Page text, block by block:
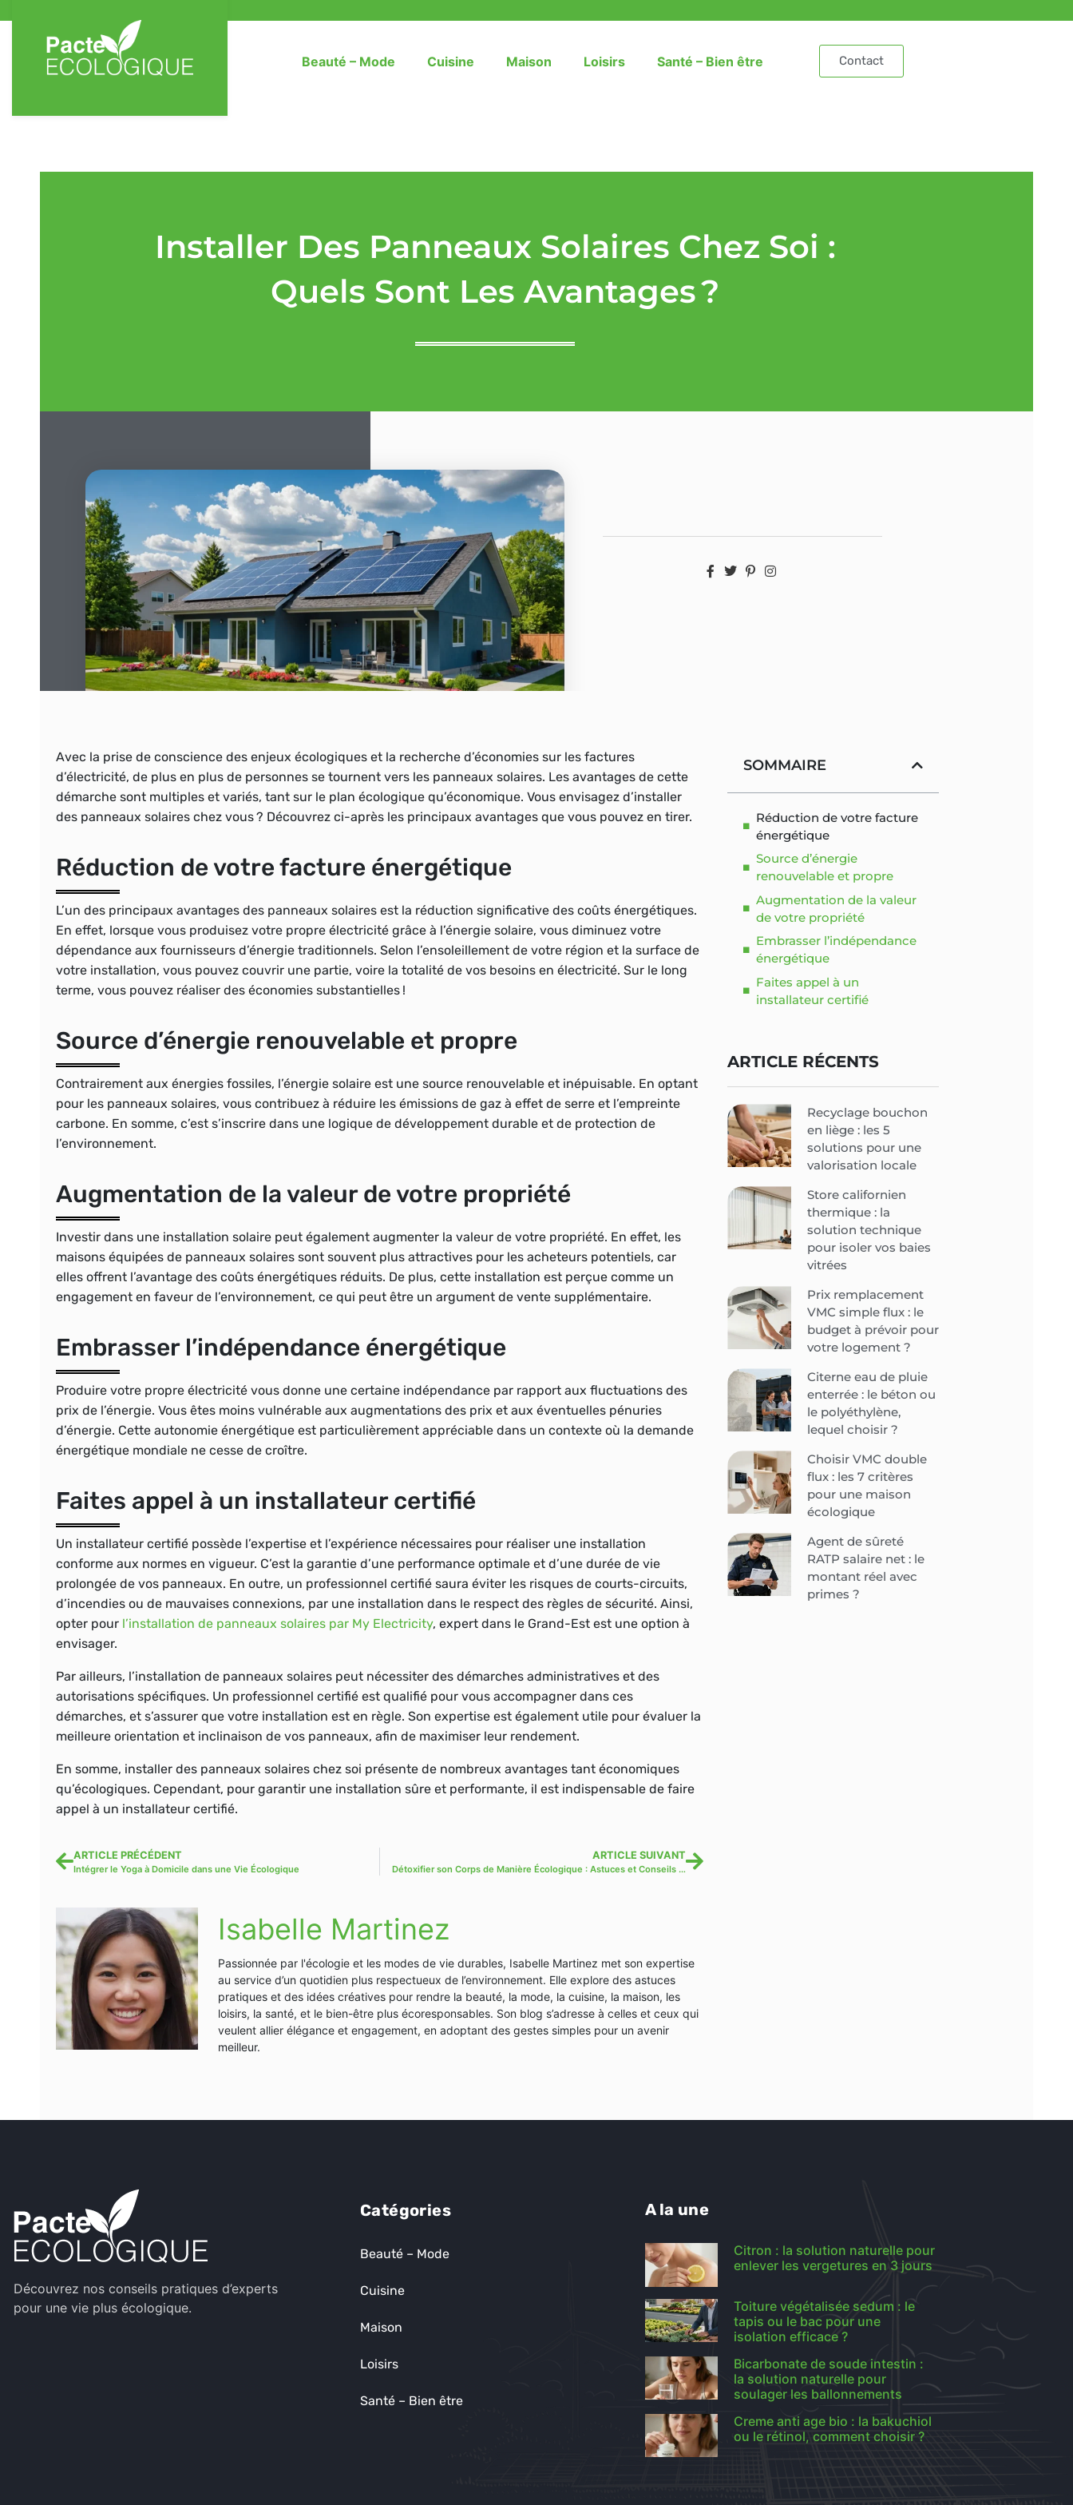
Beauté – Mode Cuisine Maison Loisirs Santé – Bien être Contact
Installer Des Panneaux Solaires Chez Soi :
Quels Sont Les Avantages ?
Avec la prise de conscience des enjeux écologiques et la recherche d’économies sur les factures
d’électricité, de plus en plus de personnes se tournent vers les panneaux solaires. Les avantages de cette
démarche sont multiples et variés, tant sur le plan écologique qu’économique. Vous envisagez d’installer
des panneaux solaires chez vous ? Découvrez ci-après les principaux avantages que vous pouvez en tirer.
Réduction de votre facture énergétique
L’un des principaux avantages des panneaux solaires est la réduction significative des coûts énergétiques.
En effet, lorsque vous produisez votre propre électricité grâce à l’énergie solaire, vous diminuez votre
dépendance aux fournisseurs d’énergie traditionnels. Selon l’ensoleillement de votre région et la surface de
votre installation, vous pouvez couvrir une partie, voire la totalité de vos besoins en électricité. Sur le long
terme, vous pouvez réaliser des économies substantielles !
Source d’énergie renouvelable et propre
Contrairement aux énergies fossiles, l’énergie solaire est une source renouvelable et inépuisable. En optant
pour les panneaux solaires, vous contribuez à réduire les émissions de gaz à effet de serre et l’empreinte
carbone. En somme, c’est s’inscrire dans une logique de développement durable et de protection de
l’environnement.
Augmentation de la valeur de votre propriété
Investir dans une installation solaire peut également augmenter la valeur de votre propriété. En effet, les
maisons équipées de panneaux solaires sont souvent plus attractives pour les acheteurs potentiels, car
elles offrent l’avantage des coûts énergétiques réduits. De plus, cette installation est perçue comme un
engagement en faveur de l’environnement, ce qui peut être un argument de vente supplémentaire.
Embrasser l’indépendance énergétique
Produire votre propre électricité vous donne une certaine indépendance par rapport aux fluctuations des
prix de l’énergie. Vous êtes moins vulnérable aux augmentations des prix et aux éventuelles pénuries
d’énergie. Cette autonomie énergétique est particulièrement appréciable dans un contexte où la demande
énergétique mondiale ne cesse de croître.
Faites appel à un installateur certifié
Un installateur certifié possède l’expertise et l’expérience nécessaires pour réaliser une installation
conforme aux normes en vigueur. C’est la garantie d’une performance optimale et d’une durée de vie
prolongée de vos panneaux. En outre, un professionnel certifié saura éviter les risques de courts-circuits,
d’incendies ou de mauvaises connexions, par une installation dans le respect des règles de sécurité. Ainsi,
opter pour l’installation de panneaux solaires par My Electricity, expert dans le Grand-Est est une option à
envisager.
Par ailleurs, l’installation de panneaux solaires peut nécessiter des démarches administratives et des
autorisations spécifiques. Un professionnel certifié est qualifié pour vous accompagner dans ces
démarches, et s’assurer que votre installation est en règle. Son expertise est également utile pour évaluer la
meilleure orientation et inclinaison de vos panneaux, afin de maximiser leur rendement.
En somme, installer des panneaux solaires chez soi présente de nombreux avantages tant économiques
qu’écologiques. Cependant, pour garantir une installation sûre et performante, il est indispensable de faire
appel à un installateur certifié.
ARTICLE PRÉCÉDENT
Intégrer le Yoga à Domicile dans une Vie Écologique
ARTICLE SUIVANT
Détoxifier son Corps de Manière Écologique : Astuces et Conseils Naturels
Isabelle Martinez
Passionnée par l'écologie et les modes de vie durables, Isabelle Martinez met son expertise
au service d’un quotidien plus respectueux de l’environnement. Elle explore des astuces
pratiques et des idées créatives pour rendre la beauté, la mode, la cuisine, la maison, les
loisirs, la santé, et le bien-être plus écoresponsables. Son blog s’adresse à celles et ceux qui
veulent allier élégance et engagement, en adoptant des gestes simples pour un avenir
meilleur.
SOMMAIRE
Réduction de votre facture
énergétique
Source d’énergie
renouvelable et propre
Augmentation de la valeur
de votre propriété
Embrasser l’indépendance
énergétique
Faites appel à un
installateur certifié
ARTICLE RÉCENTS
Recyclage bouchon
en liège : les 5
solutions pour une
valorisation locale
Store californien
thermique : la
solution technique
pour isoler vos baies
vitrées
Prix remplacement
VMC simple flux : le
budget à prévoir pour
votre logement ?
Citerne eau de pluie
enterrée : le béton ou
le polyéthylène,
lequel choisir ?
Choisir VMC double
flux : les 7 critères
pour une maison
écologique
Agent de sûreté
RATP salaire net : le
montant réel avec
primes ?
Découvrez nos conseils pratiques d’experts
pour une vie plus écologique.
Catégories
Beauté – Mode
Cuisine
Maison
Loisirs
Santé – Bien être
A la une
Citron : la solution naturelle pour
enlever les vergetures en 3 jours
Toiture végétalisée sedum : le
tapis ou le bac pour une
isolation efficace ?
Bicarbonate de soude intestin :
la solution naturelle pour
soulager les ballonnements
Creme anti age bio : la bakuchiol
ou le rétinol, comment choisir ?